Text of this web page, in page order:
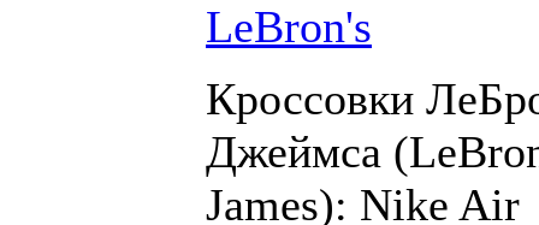
LeBron's
Кроссовки
Джеймса
James): Nike Air